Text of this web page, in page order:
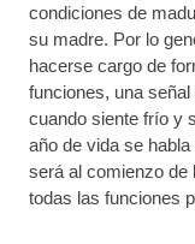
condiciones de
su madre. Por lo
hacerse cargo de
funciones, una
cuando siente frío y
año de vida se
será al comienzo de
todas las funciones